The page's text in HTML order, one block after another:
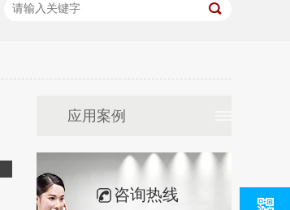
应用案例
咨询热线